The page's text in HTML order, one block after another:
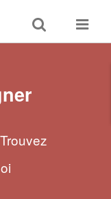
Toggle
search
Toggle